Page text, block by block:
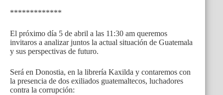
*************
El próximo día 5 de abril a las 11:30 am queremos
invitaros a analizar juntos la actual situación de Guatemala
y sus perspectivas de futuro.
Será en Donostia, en la librería Kaxilda y contaremos con
la presencia de dos exiliados guatemaltecos, luchadores
contra la corrupción: